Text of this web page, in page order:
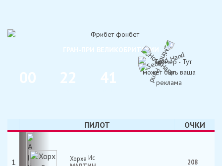
ГРАН-ПРИ ВЕЛИКОБРИТАНИИ
00 22 41
ПИЛОТ ОЧКИ
1
Хорхе
208